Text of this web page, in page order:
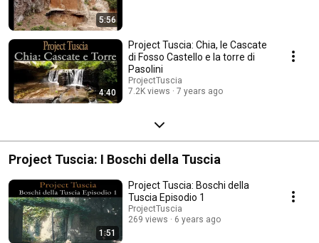
5:56
4:40
Project Tuscia: Chia, le Cascate
di Fosso Castello e la torre di
Pasolini
ProjectTuscia
7.2K views
7 years ago
Project Tuscia: I Boschi della Tuscia
1:51
Project Tuscia: Boschi della
Tuscia Episodio 1
ProjectTuscia
269 views
6 years ago